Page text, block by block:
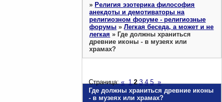
»Религия эзотерика философия
анекдоты и демотиваторы на
религиозном форуме - религиозные
форумы »Легкая беседа, а может и не
легкая »Где должны храниться
древние иконы - в музеях или
храмах?
Где должны храниться древние иконы
- в музеях или храмах?
Страница:« 1 2 3 4 5 »